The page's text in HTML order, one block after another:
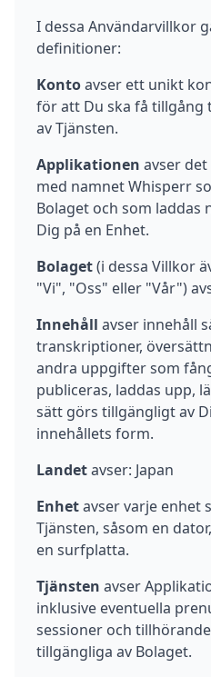
I dessa Användarvillkor
definitioner:
Kontoavser ett unikt
för att Du ska få tillgång
av Tjänsten.
Applikationen avser
med namnet Whisperr
Bolaget och som laddas
Dig på en Enhet.
Bolaget(i dessa Villkor
"Vi", "Oss" eller "Vår")
Innehåll avser innehåll
transkriptioner,
andra uppgifter som
publiceras, laddas upp,
sätt görs tillgängligt av
innehållets form.
Landetavser: Japan
Enhetavser varje enhet
Tjänsten, såsom en
en surfplatta.
Tjänsten avser
inklusive eventuella
sessioner och
tillgängliga av Bolaget.